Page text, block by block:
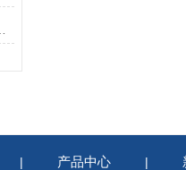
| 产品中心 |